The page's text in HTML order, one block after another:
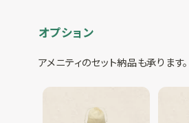
オプション
アメニティのセット納品も承ります。